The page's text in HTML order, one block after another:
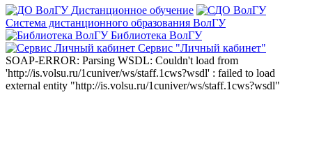
Дистанционное обучение
Система дистанционного образования ВолГУ
Библиотека ВолГУ
Сервис "Личный кабинет"
SOAP-ERROR: Parsing WSDL: Couldn't load from
'http://is.volsu.ru/1cuniver/ws/staff.1cws?wsdl' : failed to load
external entity "http://is.volsu.ru/1cuniver/ws/staff.1cws?wsdl"